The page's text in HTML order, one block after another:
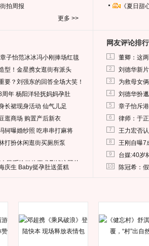
拍周报
更多 >>
《夏日
章子怡范冰冰冯小刚捧场红毯
型！金星携女逛街有派头
要？刘强东的回答全场大笑！
年 杨阳洋轻抚妈妈孕肚
长裙现身活动 仙气儿足
逛商场 购置产后新衣
轲曝婚纱照 吃串串打麻将
打扮休闲逛街买厕所泵
民币给媒体要求删掉这照片
庆生 Baby挺孕肚送蛋糕
网友评论排行
1 董卿：这
2 刘德华新
3 为救母女
4 刘德华扮
5 章子怡斥
6 律师：于
7 王力宏否
8 王刚自曝7
9 台媒:40岁
10 陈冠希：